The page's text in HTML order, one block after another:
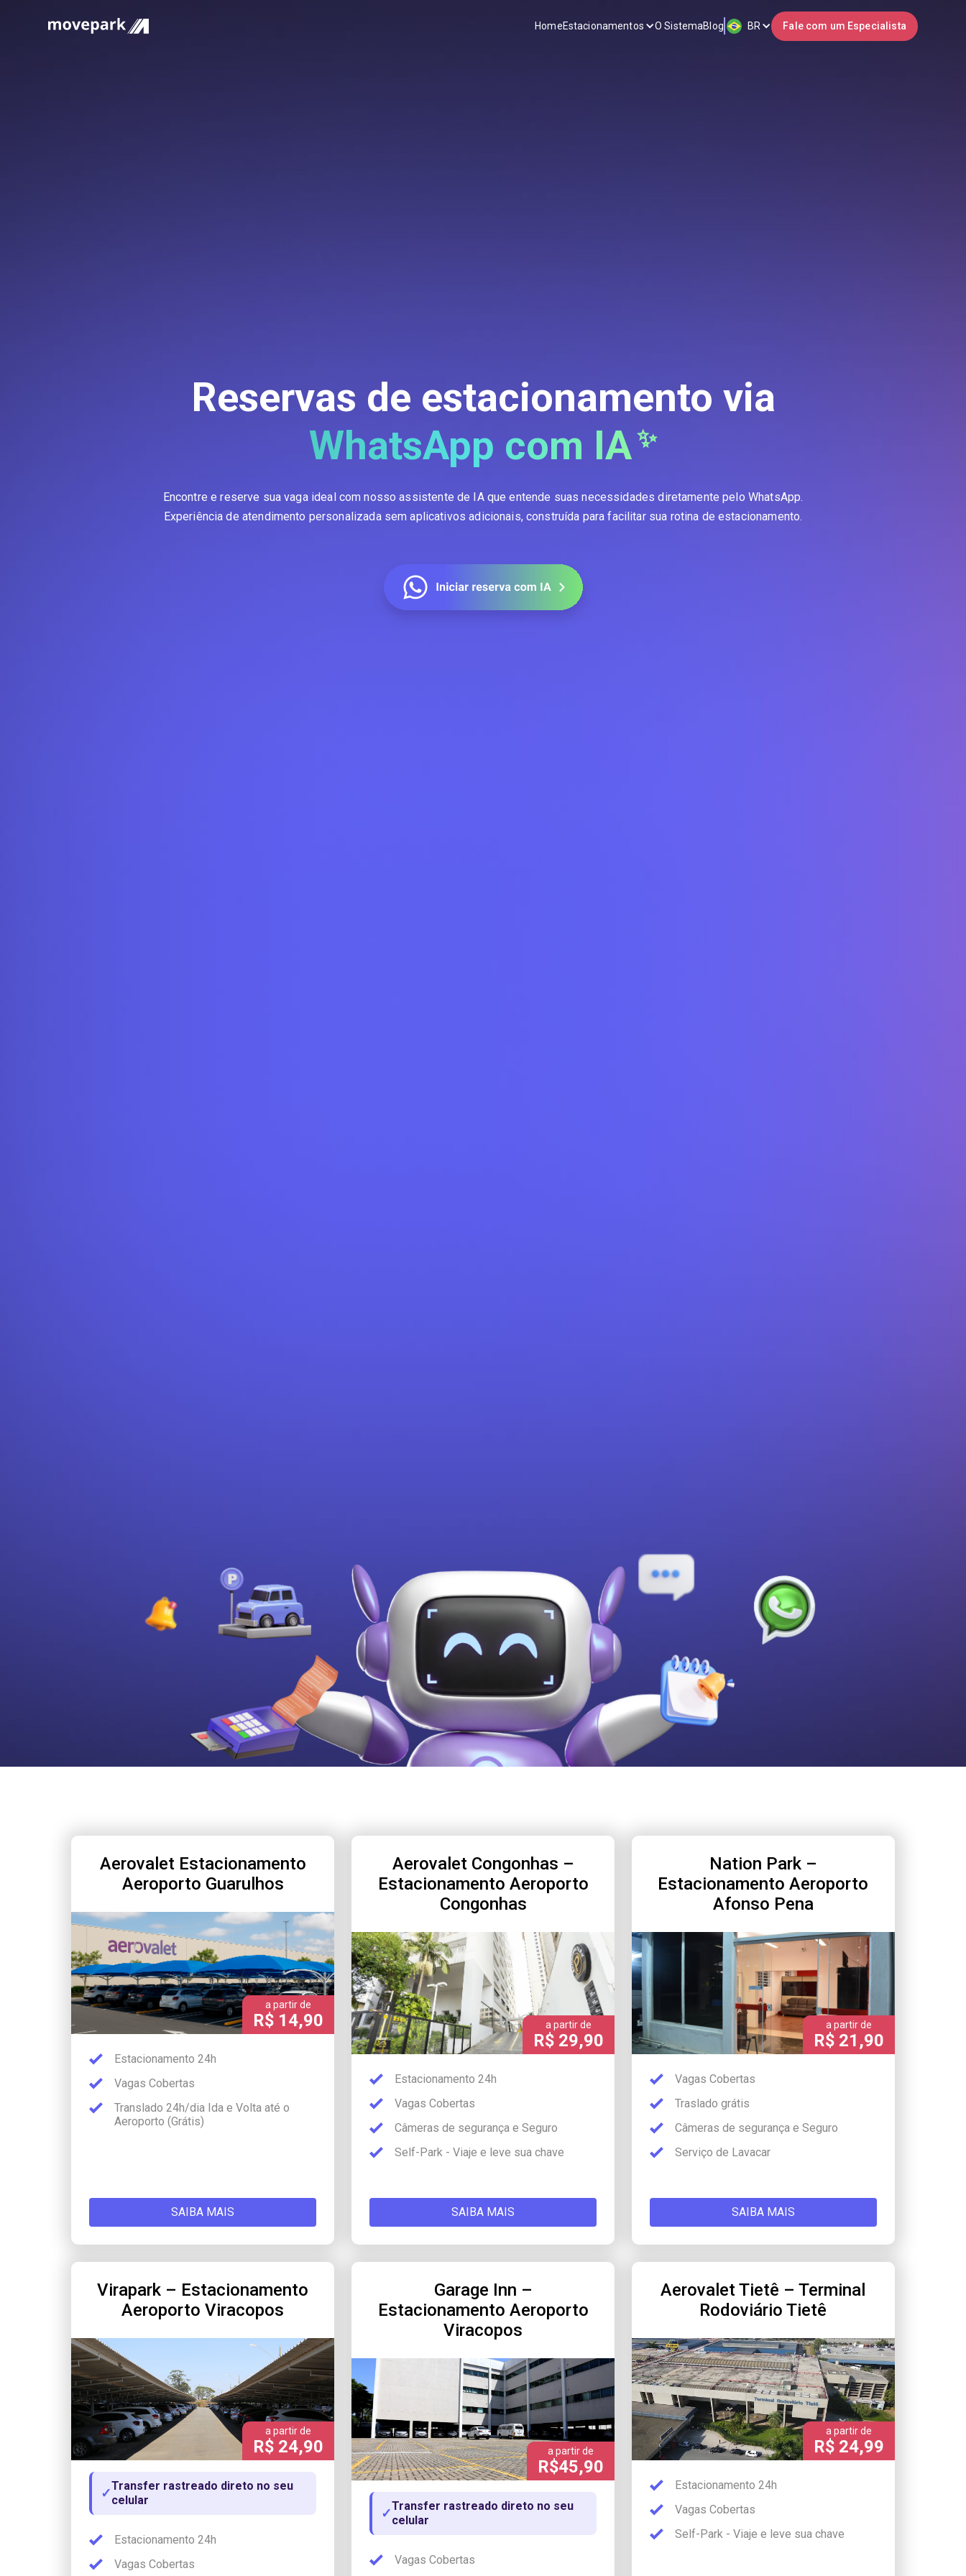
HomeEstacionamentos O SistemaBlog BR Fale com um Especialista
Reservas de estacionamento via
WhatsApp com IA✨
Encontre e reserve sua vaga ideal com nosso assistente de IA que entende suas necessidades diretamente pelo WhatsApp.
Experiência de atendimento personalizada sem aplicativos adicionais, construída para facilitar sua rotina de estacionamento.
Aerovalet Estacionamento
Aeroporto Guarulhos
a partir de
R$ 14,90
Estacionamento 24h
Vagas Cobertas
Translado 24h/dia Ida e Volta até o
Aeroporto (Grátis)
SAIBA MAIS
Aerovalet Congonhas –
Estacionamento Aeroporto
Congonhas
a partir de
R$ 29,90
Estacionamento 24h
Vagas Cobertas
Câmeras de segurança e Seguro
Self-Park - Viaje e leve sua chave
SAIBA MAIS
Nation Park –
Estacionamento Aeroporto
Afonso Pena
a partir de
R$ 21,90
Vagas Cobertas
Traslado grátis
Câmeras de segurança e Seguro
Serviço de Lavacar
SAIBA MAIS
Virapark – Estacionamento
Aeroporto Viracopos
a partir de
R$ 24,90
✓Transfer rastreado direto no seu
celular
Estacionamento 24h
Vagas Cobertas
Garage Inn –
Estacionamento Aeroporto
Viracopos
a partir de
R$45,90
✓Transfer rastreado direto no seu
celular
Vagas Cobertas
Aerovalet Tietê – Terminal
Rodoviário Tietê
a partir de
R$ 24,99
Estacionamento 24h
Vagas Cobertas
Self-Park - Viaje e leve sua chave